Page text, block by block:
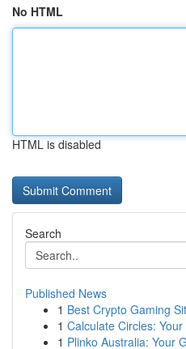
No HTML
HTML is disabled
Search
Published News
1 Best Crypto Gaming
1 Calculate Circles:
1 Plinko Australia: Your